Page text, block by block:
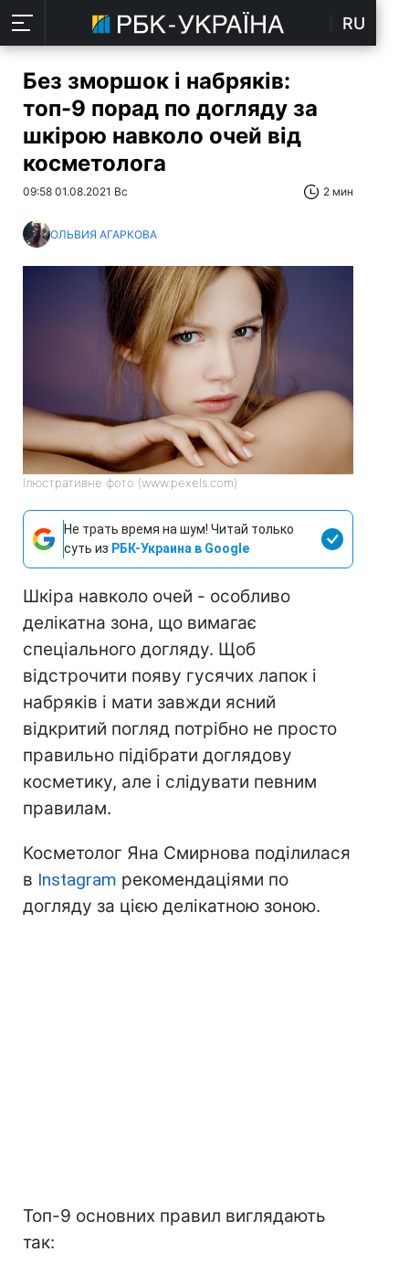
RU
Без зморшок і набряків:
топ-9 порад по догляду за
шкірою навколо очей від
косметолога
09:58 01.08.2021 Вс 2 мин
ОЛЬВИЯ АГАРКОВА
Ілюстративне фото (www.pexels.com)
Не трать время на шум! Читай только
суть из РБК-Украина в Google
Шкіра навколо очей - особливо
делікатна зона, що вимагає
спеціального догляду. Щоб
відстрочити появу гусячих лапок і
набряків і мати завжди ясний
відкритий погляд потрібно не просто
правильно підібрати доглядову
косметику, але і слідувати певним
правилам.
Косметолог Яна Смирнова поділилася
в Instagram рекомендаціями по
догляду за цією делікатною зоною.
Топ-9 основних правил виглядають
так: